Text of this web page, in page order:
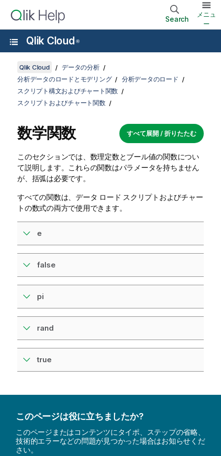
Search
メニュ
ー
Qlik Cloud ®
Qlik Cloud
データの分析
分析データのロードとモデリング
分析データのロード
スクリプト構文およびチャート関数
スクリプトおよびチャート関数
すべて展開 / 折りたたむ
数学関数
このセクションでは、数理定数とブール値の関数につい
て説明します。これらの関数はパラメータを持ちません
が、括弧は必要です。
すべての関数は、 データ ロード スクリプト およびチャー
トの数式の両方で使用できます。
e
false
pi
rand
true
このページは役に立ちましたか?
このページまたはコンテンツにタイポ、ステップの省略、
技術的エラーなどの問題が見つかった場合はお知らせくだ
さい。